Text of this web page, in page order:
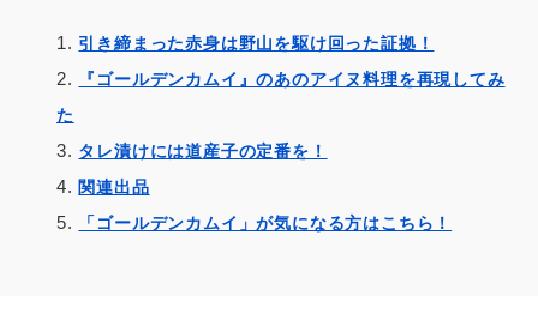
引き締まった赤身は野山を駆け回った証拠！
『ゴールデンカムイ』のあのアイヌ料理を再現してみ
た
タレ漬けには道産子の定番を！
関連出品
「ゴールデンカムイ」が気になる方はこちら！